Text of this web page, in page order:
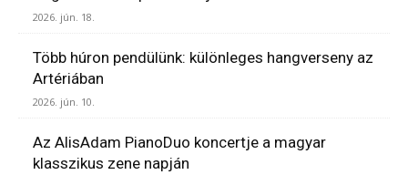
2026. jún. 18.
Több húron pendülünk: különleges hangverseny az
Artériában
2026. jún. 10.
Az AlisAdam PianoDuo koncertje a magyar
klasszikus zene napján